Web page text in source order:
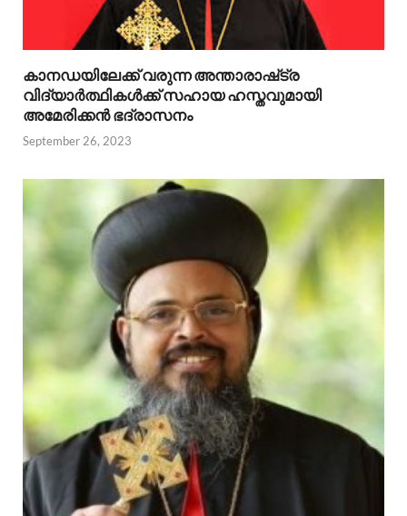
കാനഡയിലേക്ക് വരുന്ന അന്താരാഷ്‌ട്ര
വിദ്യാർത്ഥികൾക്ക് സഹായ ഹസ്തവുമായി
അമേരിക്കൻ ഭദ്രാസനം
September 26, 2023